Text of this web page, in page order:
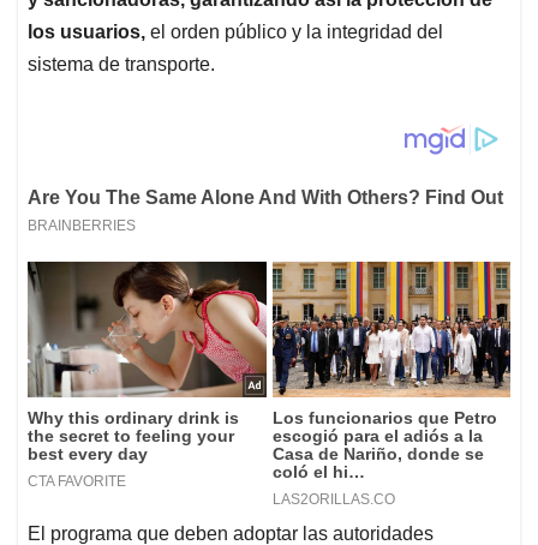
los usuarios, el orden público y la integridad del
sistema de transporte.
El programa que deben adoptar las autoridades